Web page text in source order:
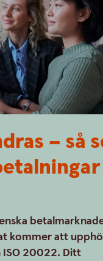
– så
kommer att
ISO 20022. Ditt